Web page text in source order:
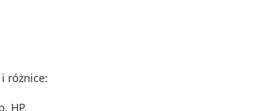
różnice:
HP,